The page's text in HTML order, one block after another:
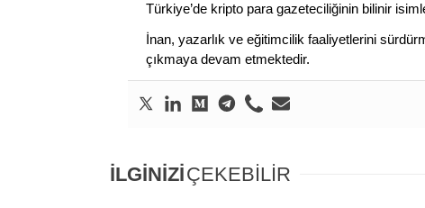
Türkiye’de kripto para gazeteciliğinin bilinir
İnan, yazarlık ve eğitimcilik faaliyetlerini
çıkmaya devam etmektedir.
İLGİNİZİÇEKEBİLİR